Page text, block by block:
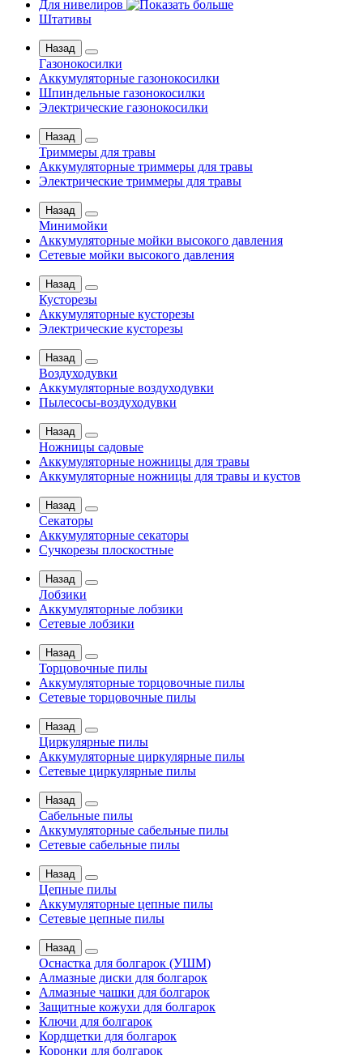
Для нивелиров
Штативы
Назад
Газонокосилки
Аккумуляторные газонокосилки
Шпиндельные газонокосилки
Электрические газонокосилки
Назад
Триммеры для травы
Аккумуляторные триммеры для травы
Электрические триммеры для травы
Назад
Минимойки
Аккумуляторные мойки высокого давления
Сетевые мойки высокого давления
Назад
Кусторезы
Аккумуляторные кусторезы
Электрические кусторезы
Назад
Воздуходувки
Аккумуляторные воздуходувки
Пылесосы-воздуходувки
Назад
Ножницы садовые
Аккумуляторные ножницы для травы
Аккумуляторные ножницы для травы и кустов
Назад
Секаторы
Аккумуляторные секаторы
Сучкорезы плоскостные
Назад
Лобзики
Аккумуляторные лобзики
Сетевые лобзики
Назад
Торцовочные пилы
Аккумуляторные торцовочные пилы
Сетевые торцовочные пилы
Назад
Циркулярные пилы
Аккумуляторные циркулярные пилы
Сетевые циркулярные пилы
Назад
Сабельные пилы
Аккумуляторные сабельные пилы
Сетевые сабельные пилы
Назад
Цепные пилы
Аккумуляторные цепные пилы
Сетевые цепные пилы
Назад
Оснастка для болгарок (УШМ)
Алмазные диски для болгарок
Алмазные чашки для болгарок
Защитные кожухи для болгарок
Ключи для болгарок
Кордщетки для болгарок
Коронки для болгарок